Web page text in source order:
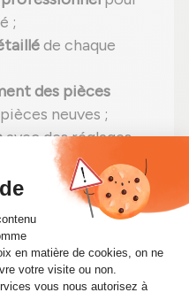
;
de chaque
des pièces
neuves ;
avec des réglages
du constructeur
sur banc d'essai
reconditionné,
:efficacité